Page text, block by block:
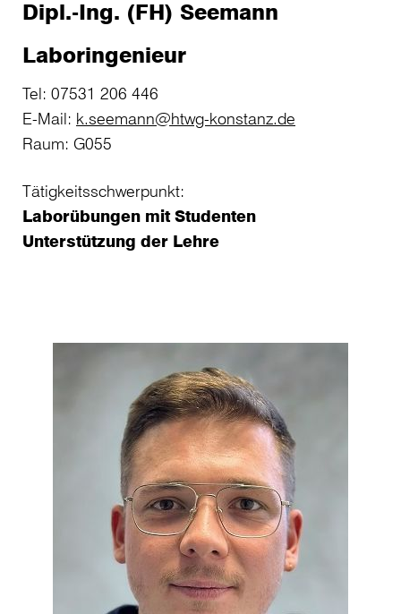
Dipl.-Ing. (FH) Seemann
Laboringenieur
Tel: 07531 206 446
E-Mail: k.seemann@htwg-konstanz.de
Raum: G055
Tätigkeitsschwerpunkt:
Laborübungen mit Studenten
Unterstützung der Lehre